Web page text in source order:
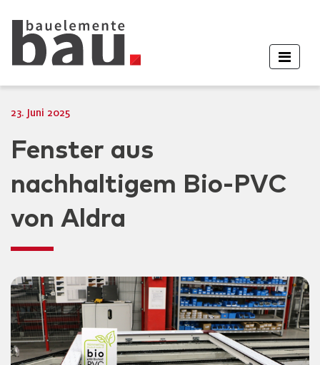
23. Juni 2025
Fenster aus
nachhaltigem Bio-PVC
von Aldra